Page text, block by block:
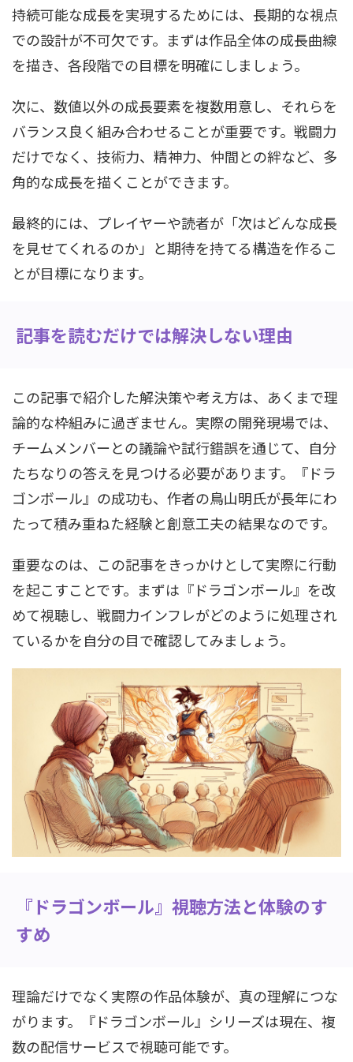
持続可能な成長を実現するためには、長期的な視点
での設計が不可欠です。まずは作品全体の成長曲線
を描き、各段階での目標を明確にしましょう。
次に、数値以外の成長要素を複数用意し、それらを
バランス良く組み合わせることが重要です。戦闘力
だけでなく、技術力、精神力、仲間との絆など、多
角的な成長を描くことができます。
最終的には、プレイヤーや読者が「次はどんな成長
を見せてくれるのか」と期待を持てる構造を作るこ
とが目標になります。
記事を読むだけでは解決しない理由
この記事で紹介した解決策や考え方は、あくまで理
論的な枠組みに過ぎません。実際の開発現場では、
チームメンバーとの議論や試行錯誤を通じて、自分
たちなりの答えを見つける必要があります。『ドラ
ゴンボール』の成功も、作者の鳥山明氏が長年にわ
たって積み重ねた経験と創意工夫の結果なのです。
重要なのは、この記事をきっかけとして実際に行動
を起こすことです。まずは『ドラゴンボール』を改
めて視聴し、戦闘力インフレがどのように処理され
ているかを自分の目で確認してみましょう。
『ドラゴンボール』視聴方法と体験のす
すめ
理論だけでなく実際の作品体験が、真の理解につな
がります。『ドラゴンボール』シリーズは現在、複
数の配信サービスで視聴可能です。